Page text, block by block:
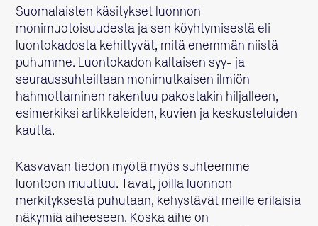
Suomalaisten käsitykset luonnon
monimuotoisuudesta ja sen köyhtymisestä eli
luontokadosta kehittyvät, mitä enemmän niistä
puhumme. Luontokadon kaltaisen syy- ja
seuraussuhteiltaan monimutkaisen ilmiön
hahmottaminen rakentuu pakostakin hiljalleen,
esimerkiksi artikkeleiden, kuvien ja keskusteluiden
kautta.
Kasvavan tiedon myötä myös suhteemme
luontoon muuttuu. Tavat, joilla luonnon
merkityksestä puhutaan, kehystävät meille erilaisia
näkymiä aiheeseen. Koska aihe on